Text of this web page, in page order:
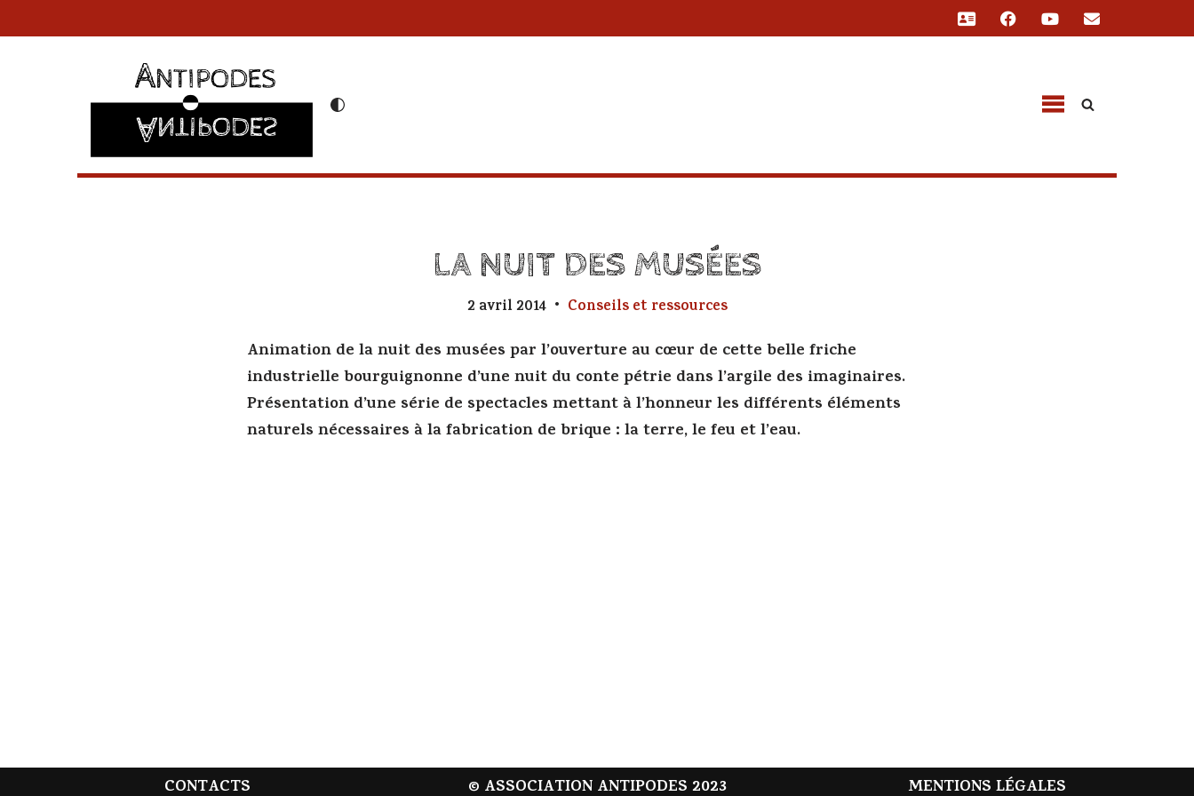
LA NUIT DES MUSÉES
2 avril 2014 Conseils et ressources
Animation de la nuit des musées par l’ouverture au cœur de cette belle friche
industrielle bourguignonne d’une nuit du conte pétrie dans l’argile des imaginaires.
Présentation d’une série de spectacles mettant à l’honneur les différents éléments
naturels nécessaires à la fabrication de brique : la terre, le feu et l’eau.
CONTACTS © ASSOCIATION ANTIPODES 2023 MENTIONS LÉGALES